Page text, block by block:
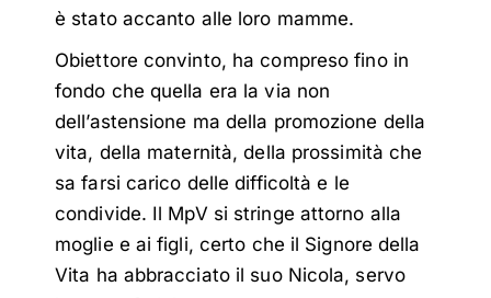
è stato accanto alle loro mamme.
Obiettore convinto, ha compreso fino in
fondo che quella era la via non
dell’astensione ma della promozione della
vita, della maternità, della prossimità che
sa farsi carico delle difficoltà e le
condivide. Il MpV si stringe attorno alla
moglie e ai figli, certo che il Signore della
Vita ha abbracciato il suo Nicola, servo